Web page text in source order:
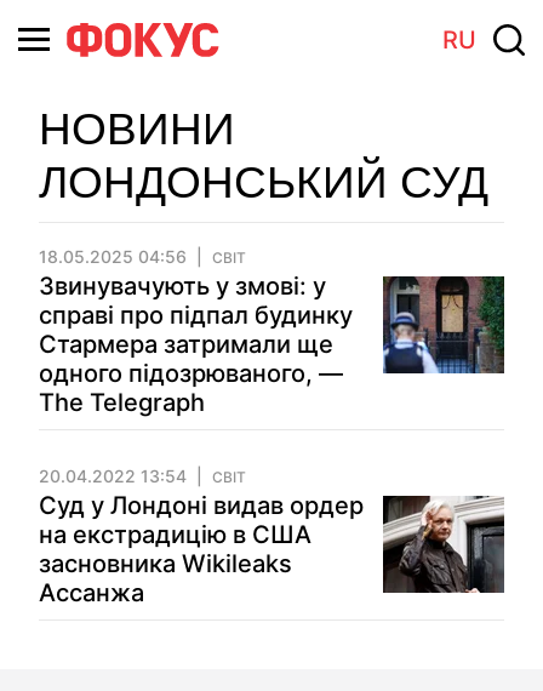
RU
НОВИНИ
ЛОНДОНСЬКИЙ СУД
18.05.2025 04:56 СВІТ
Звинувачують у змові: у
справі про підпал будинку
Стармера затримали ще
одного підозрюваного, —
The Telegraph
20.04.2022 13:54 СВІТ
Суд у Лондоні видав ордер
на екстрадицію в США
засновника Wikileaks
Ассанжа